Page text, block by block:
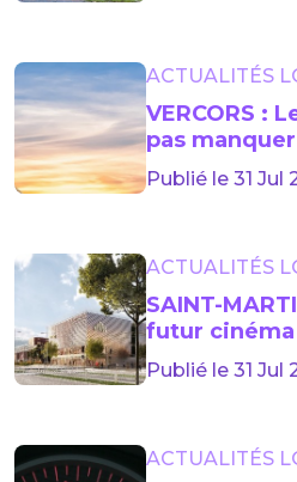
ACTUALITÉS
VERCORS :
pas
Publié le 31 Jul
ACTUALITÉS
SAINT-
futur
sa façade
Publié le 31 Jul
ACTUALITÉS